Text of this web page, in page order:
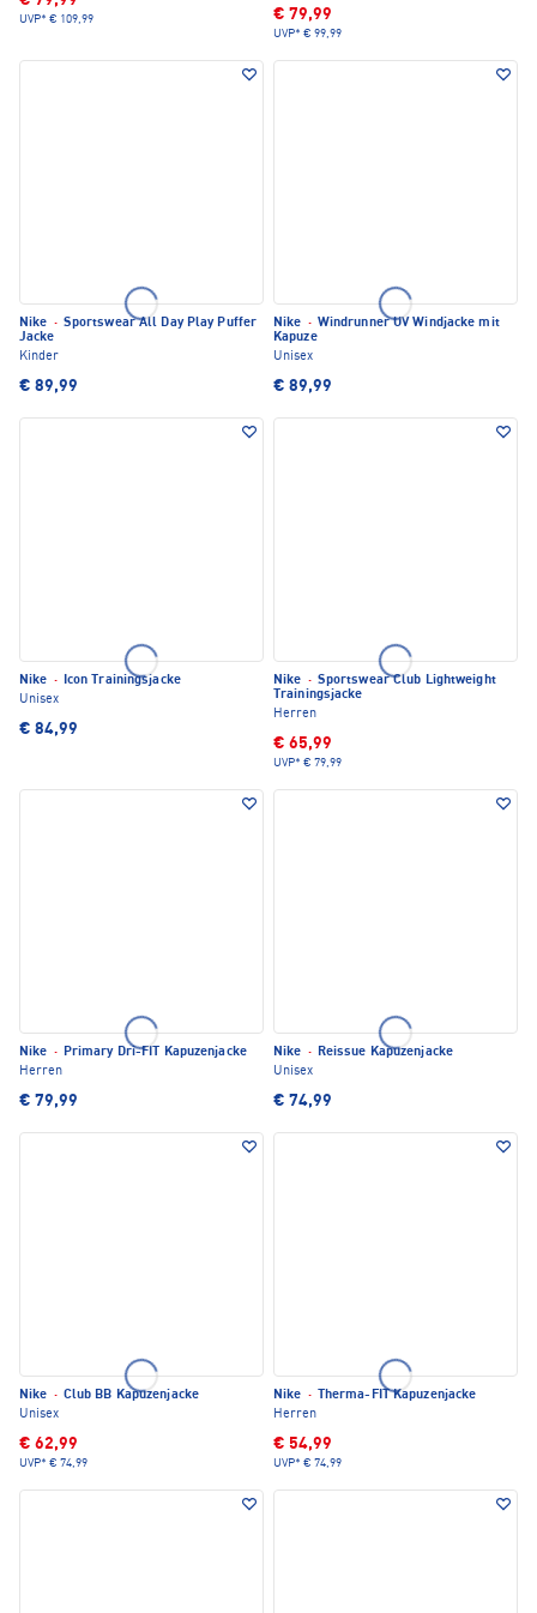
UVP* € 109,99 € 79,99
UVP* € 99,99
Nike · Sportswear All Day Play Puffer
Jacke
Kinder
€ 89,99
Nike · Windrunner UV Windjacke mit
Kapuze
Unisex
€ 89,99
Nike · Icon Trainingsjacke
Unisex
€ 84,99
Nike · Sportswear Club Lightweight
Trainingsjacke
Herren
€ 65,99
UVP* € 79,99
Nike · Primary Dri-FIT Kapuzenjacke
Herren
€ 79,99
Nike · Reissue Kapuzenjacke
Unisex
€ 74,99
Nike · Club BB Kapuzenjacke
Unisex
€ 62,99
UVP* € 74,99
Nike ·
Therma-FIT Kapuzenjacke
Herren
€ 54,99
UVP* € 74,99